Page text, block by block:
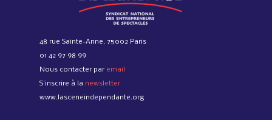
48 rue Sainte-Anne, 75002 Paris
01 42 97 98 99
Nous contacter par email
S’inscrire à la newsletter
www.lasceneindependante.org